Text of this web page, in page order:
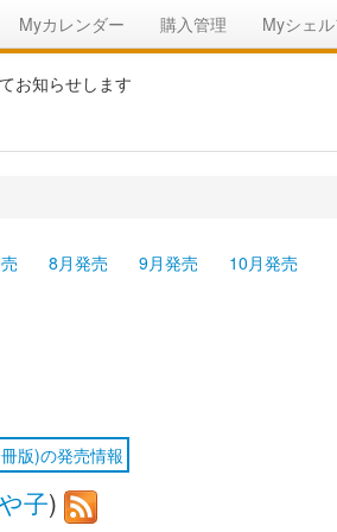
Myカレンダー 購入管理 Myシェル
お知らせします
8月発売 9月発売 10月発売
版)の発売情報
子)